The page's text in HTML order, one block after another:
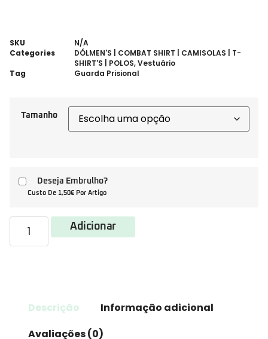
SKU
N/A
Categories
DÓLMEN'S | COMBAT SHIRT | CAMISOLAS | T-
SHIRT'S | POLOS,Vestuário
Tag
Guarda Prisional
Tamanho
Deseja Embrulho?
Custo De 1,50€ Por Artigo
Adicionar
Descrição
Informação adicional
Avaliações (0)